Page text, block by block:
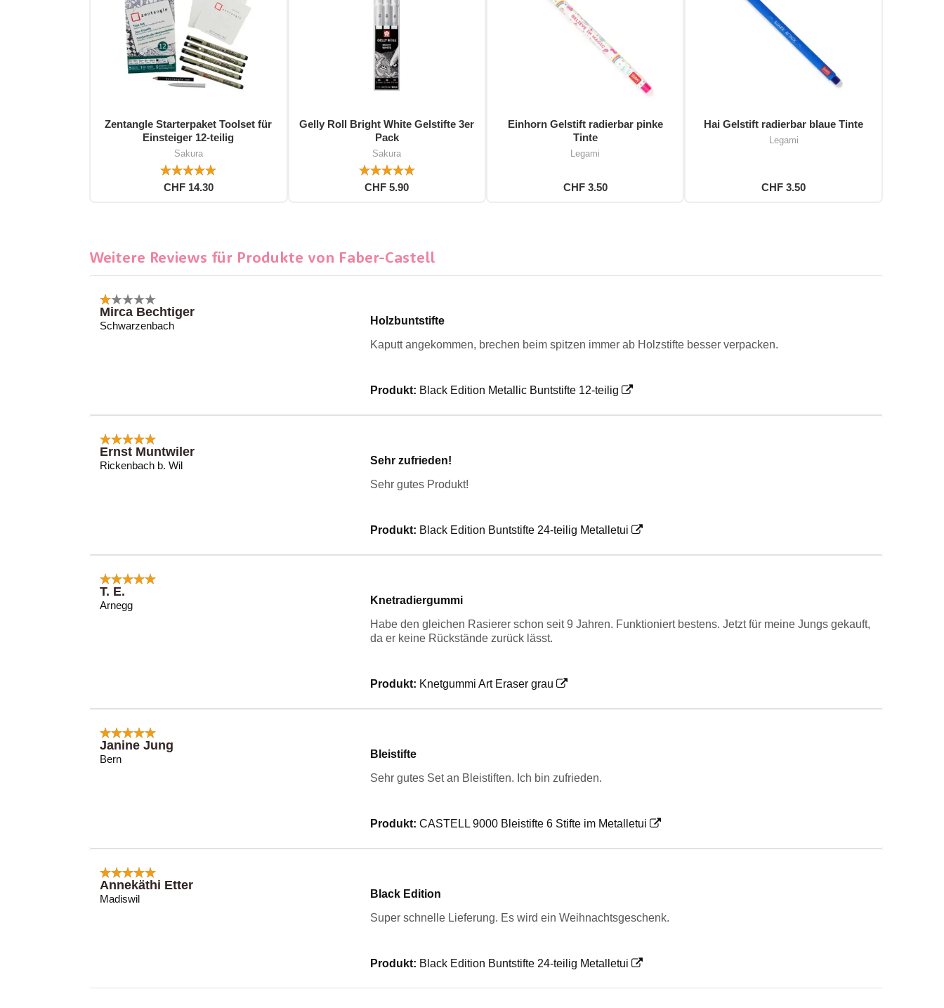
Zentangle Starterpaket Toolset für
Einsteiger 12-teilig
Sakura
CHF 14.30
Gelly Roll Bright White Gelstifte 3er
Pack
Sakura
CHF 5.90
Einhorn Gelstift radierbar pinke
Tinte
Legami
CHF 3.50
Hai Gelstift radierbar blaue Tinte
Legami
CHF 3.50
Weitere Reviews für Produkte von Faber-Castell
Mirca Bechtiger
Schwarzenbach
Holzbuntstifte
Kaputt angekommen, brechen beim spitzen immer ab Holzstifte besser verpacken.
Produkt: Black Edition Metallic Buntstifte 12-teilig
Ernst Muntwiler
Rickenbach b. Wil
Sehr zufrieden!
Sehr gutes Produkt!
Produkt: Black Edition Buntstifte 24-teilig Metalletui
T. E.
Arnegg
Knetradiergummi
Habe den gleichen Rasierer schon seit 9 Jahren. Funktioniert bestens. Jetzt für meine Jungs gekauft,
da er keine Rückstände zurück lässt.
Produkt: Knetgummi Art Eraser grau
Janine Jung
Bern
Bleistifte
Sehr gutes Set an Bleistiften. Ich bin zufrieden.
Produkt:CASTELL 9000 Bleistifte 6 Stifte im Metalletui
Annekäthi Etter
Madiswil
Black Edition
Super schnelle Lieferung. Es wird ein Weihnachtsgeschenk.
Produkt: Black Edition Buntstifte 24-teilig Metalletui